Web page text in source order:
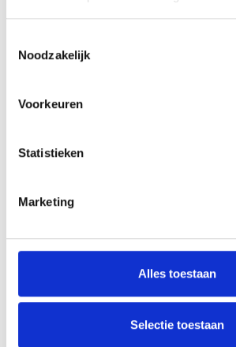
Noodzakelijk
Voorkeuren
Statistieken
Marketing
Alles toestaan
Selectie toestaan
De strakke kunststof kozijnen
moderne uitstraling van deze villa in
prachtige eindresultaat.